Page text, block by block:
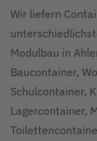
Wir liefern
Modulbau in
Baucontainer,
Schulcontainer,
Lagercontainer,